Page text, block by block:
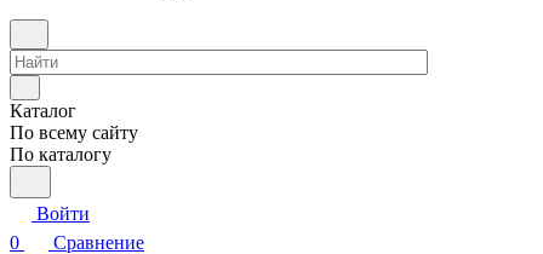
Каталог
По всему сайту
По каталогу
Войти
0
Сравнение